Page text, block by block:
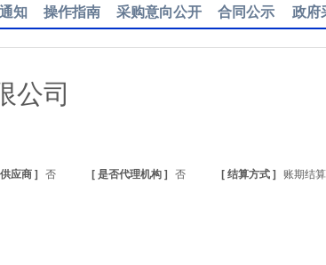
知 操作指南 采购意向公开 合同公示 政府
公司
应商 ] 否 [ 是否代理机构 ] 否 [ 结算方式 ] 账期结算